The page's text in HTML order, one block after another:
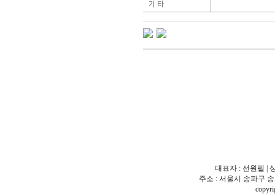
기 타
대표자 : 선원필 |
주소 : 서울시 송파구 송